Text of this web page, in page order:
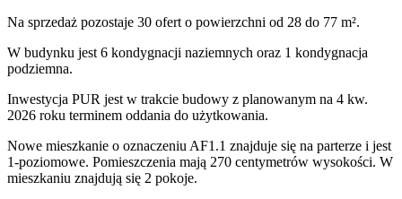
Na sprzedaż pozostaje 30 ofert o powierzchni od 28 do 77 m².
W budynku jest 6 kondygnacji naziemnych oraz 1 kondygnacja
podziemna.
Inwestycja PUR jest w trakcie budowy z planowanym na 4 kw.
2026 roku terminem oddania do użytkowania.
Nowe mieszkanie o oznaczeniu AF1.1 znajduje się na parterze i jest
1-poziomowe. Pomieszczenia mają 270 centymetrów wysokości. W
mieszkaniu znajdują się 2 pokoje.